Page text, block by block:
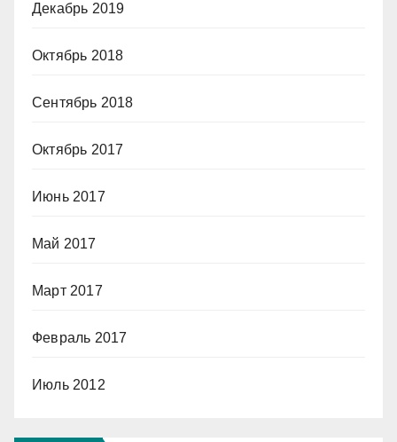
Декабрь 2019
Октябрь 2018
Сентябрь 2018
Октябрь 2017
Июнь 2017
Май 2017
Март 2017
Февраль 2017
Июль 2012